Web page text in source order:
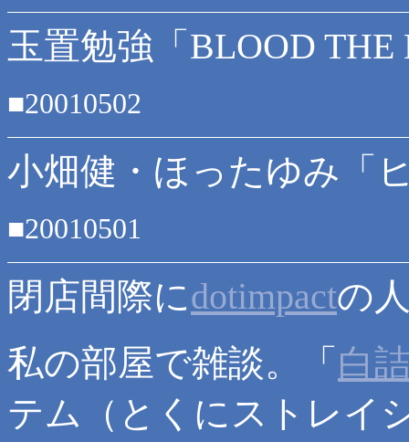
玉置勉強「BLOOD THE
■20010502
小畑健・ほったゆみ「
■20010501
閉店間際にdotimpactの
私の部屋で雑談。「 白
テム（とくにストレイ